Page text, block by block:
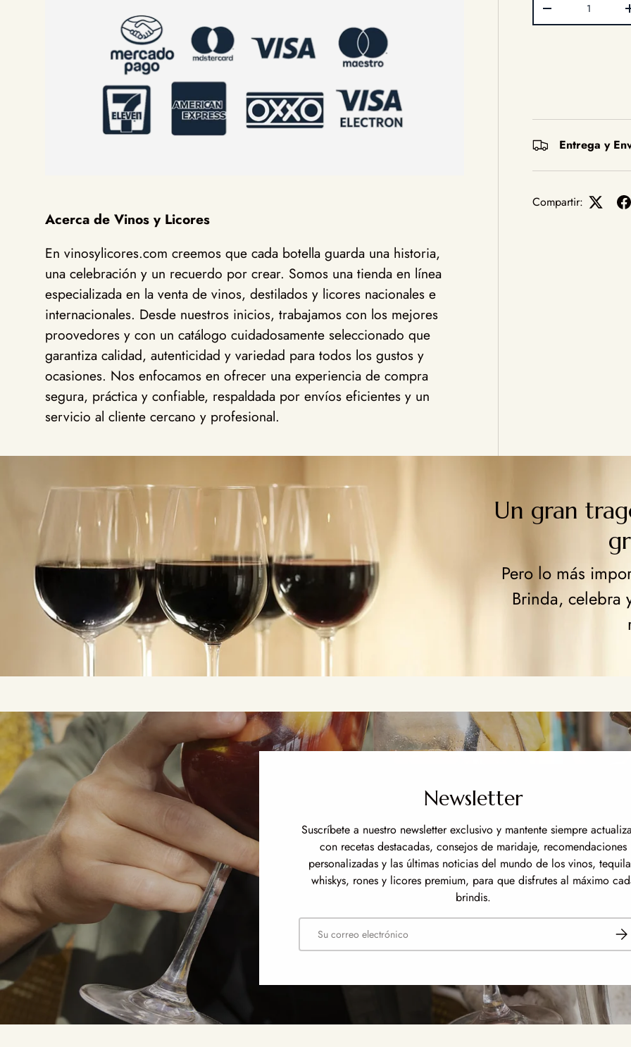
Disminuir
Entrega y
Compartir:
Acerca de Vinos y Licores
En vinosylicores.com creemos que cada botella guarda una historia,
una celebración y un recuerdo por crear. Somos una tienda en línea
especializada en la venta de vinos, destilados y licores nacionales e
internacionales. Desde nuestros inicios, trabajamos con los mejores
proovedores y con un catálogo cuidadosamente seleccionado que
garantiza calidad, autenticidad y variedad para todos los gustos y
ocasiones. Nos enfocamos en ofrecer una experiencia de compra
segura, práctica y confiable, respaldada por envíos eficientes y un
servicio al cliente cercano y profesional.
Un gran
Pero lo más
Brinda, celebra
Newsletter
Suscríbete a nuestro newsletter exclusivo y mantente siempre
con recetas destacadas, consejos de maridaje, recomendaciones
personalizadas y las últimas noticias del mundo de los vinos,
whiskys, rones y licores premium, para que disfrutes al máximo
brindis.
Correo electrónico